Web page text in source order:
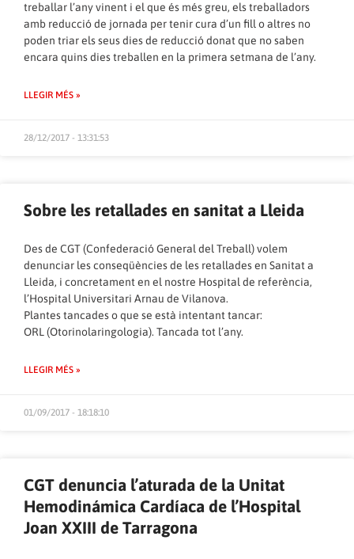
treballar l’any vinent i el que és més greu, els treballadors
amb reducció de jornada per tenir cura d’un fill o altres no
poden triar els seus dies de reducció donat que no saben
encara quins dies treballen en la primera setmana de l’any.
LLEGIR MÉS »
28/12/2017 - 13:31:53
Sobre les retallades en sanitat a Lleida
Des de CGT (Confederació General del Treball) volem
denunciar les conseqüències de les retallades en Sanitat a
Lleida, i concretament en el nostre Hospital de referència,
l’Hospital Universitari Arnau de Vilanova.
Plantes tancades o que se està intentant tancar:
ORL (Otorinolaringologia). Tancada tot l’any.
LLEGIR MÉS »
01/09/2017 - 18:18:10
CGT denuncia l’aturada de la Unitat
Hemodinámica Cardíaca de l’Hospital
Joan XXIII de Tarragona